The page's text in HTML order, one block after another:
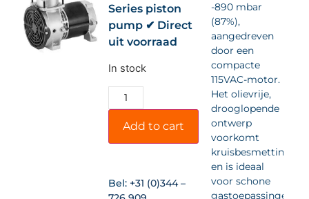
Series piston
pump ✔ Direct
uit voorraad
In stock
Add to cart
Bel: +31 (0)344 –
-890 mbar
(87%),
aangedreven
door een
compacte
115VAC-motor.
Het olievrije,
drooglopende
ontwerp
voorkomt
kruisbesmetting
en is ideaal
voor schone
gastoepassingen